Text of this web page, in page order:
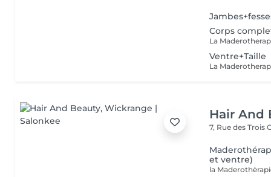
Corps
Ventre+Taille
Hair And
7, Rue des Trois
et ventre)